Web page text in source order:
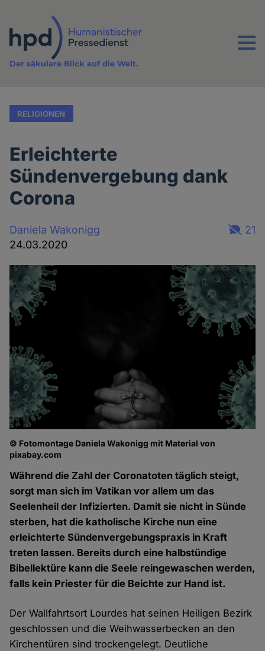
Inhalt
Menu
Der säkulare Blick auf die Welt.
RELIGIONEN
Erleichterte
Sündenvergebung dank
Corona
Daniela Wakonigg
24.03.2020
21
© Fotomontage Daniela Wakonigg mit Material von
pixabay.com
Während die Zahl der Coronatoten täglich steigt,
sorgt man sich im Vatikan vor allem um das
Seelenheil der Infizierten. Damit sie nicht in Sünde
sterben, hat die katholische Kirche nun eine
erleichterte Sündenvergebungspraxis in Kraft
treten lassen. Bereits durch eine halbstündige
Bibellektüre kann die Seele reingewaschen werden,
falls kein Priester für die Beichte zur Hand ist.
Der Wallfahrtsort Lourdes hat seinen Heiligen Bezirk
geschlossen und die Weihwasserbecken an den
Kirchentüren sind trockengelegt. Deutliche